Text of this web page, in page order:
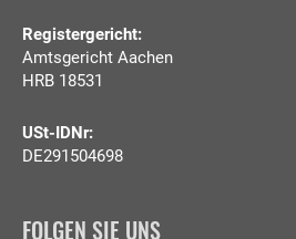
Registergericht:
Amtsgericht Aachen
HRB 18531
USt-IDNr:
DE291504698
FOLGEN SIE UNS